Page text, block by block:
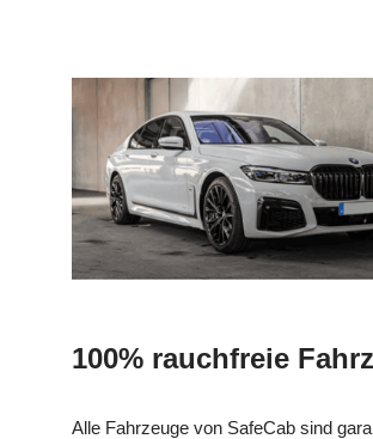
100% rauchfreie
Alle Fahrzeuge von SafeCab sind